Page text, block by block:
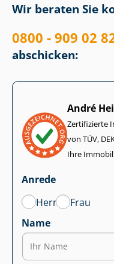
Wir beraten Sie
0800 - 909 02
abschicken:
André
Zertifizierte
von TÜV,
Ihre
Anrede
Herr
Frau
Name